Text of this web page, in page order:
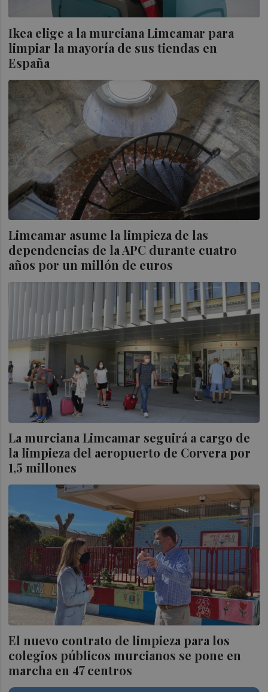
Ikea elige a la murciana Limcamar para
limpiar la mayoría de sus tiendas en
España
Limcamar asume la limpieza de las
dependencias de la APC durante cuatro
años por un millón de euros
La murciana Limcamar seguirá a cargo de
la limpieza del aeropuerto de Corvera por
1,5 millones
El nuevo contrato de limpieza para los
colegios públicos murcianos se pone en
marcha en 47 centros